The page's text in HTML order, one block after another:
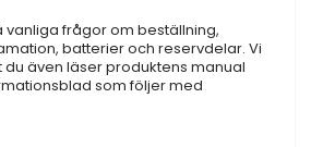
vanliga frågor om beställning,
batterier och reservdelar. Vi
även läser produktens manual
som följer med